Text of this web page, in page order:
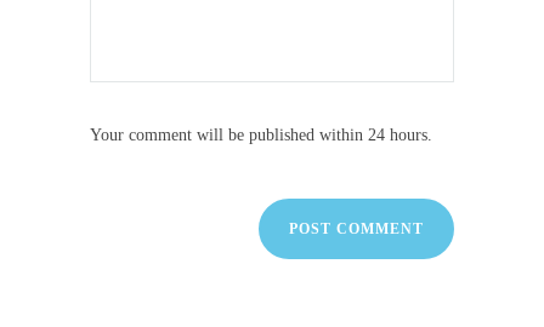
Your comment will be published within 24 hours.